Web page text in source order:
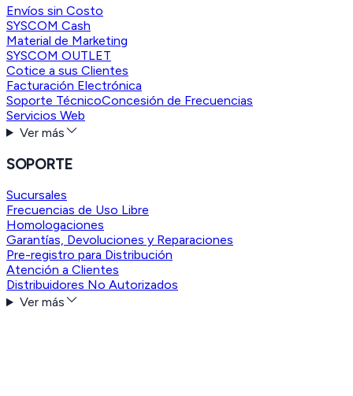
Envíos sin Costo
SYSCOM Cash
Material de Marketing
SYSCOM OUTLET
Cotice a sus Clientes
Facturación Electrónica
Soporte TécnicoConcesión de Frecuencias
Servicios Web
Ver más
SOPORTE
Sucursales
Frecuencias de Uso Libre
Homologaciones
Garantías, Devoluciones y Reparaciones
Pre-registro para Distribución
Atención a Clientes
Distribuidores No Autorizados
Ver más